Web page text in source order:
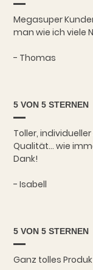
Megasuper
man wie ich viele
- Thomas
5 VON 5 STERNEN
Toller,
Qualität... wie
Dank!
- Isabell
5 VON 5 STERNEN
Ganz tolles